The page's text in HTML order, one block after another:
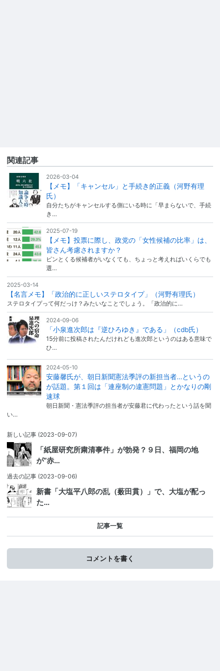
関連記事
2026-03-04
【メモ】「キャンセル」と手続き的正義（河野有理
氏）
自分たちがキャンセルする側にいる時に「早まらないで、手続
き…
2025-07-19
【メモ】投票に際し、政党の「女性候補の比率」は、
皆さん考慮されますか？
ピンとくる候補者がいなくても、ちょっと考えればいくらでも
選…
2025-03-14
【名言メモ】「政治的に正しいステロタイプ」（河野有理氏）
ステロタイプって何だっけ？みたいなことでしょう。「政治的に…
2024-09-06
「小泉進次郎は『逆ひろゆき』である」（cdb氏）
15分前に投稿されたんだけれども進次郎というのはある意味で
ひ…
2024-05-10
安藤馨氏が、朝日新聞憲法季評の新担当者…というの
が話題。第１回は「連座制の違憲問題」とかなりの剛
速球
朝日新聞・憲法季評の担当者が安藤君に代わったという話を聞
い…
新しい記事 (2023-09-07)
「紙屋研究所粛清事件」が勃発？９日、福岡の地
が”赤…
過去の記事 (2023-09-06)
新書「大塩平八郎の乱（薮田貫）」で、大塩が配っ
た…
記事一覧
コメントを書く